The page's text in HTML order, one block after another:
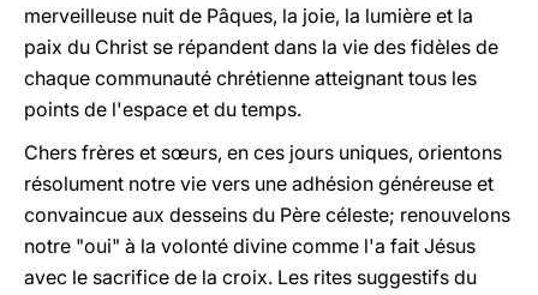
merveilleuse nuit de Pâques, la joie, la lumière et la
paix du Christ se répandent dans la vie des fidèles de
chaque communauté chrétienne atteignant tous les
points de l'espace et du temps.
Chers frères et sœurs, en ces jours uniques, orientons
résolument notre vie vers une adhésion généreuse et
convaincue aux desseins du Père céleste; renouvelons
notre "oui" à la volonté divine comme l'a fait Jésus
avec le sacrifice de la croix. Les rites suggestifs du